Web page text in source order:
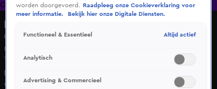
OranjezomerLivestreamsShop
Casper snapt niet waarom Ricky zo bij de tweeling
rondhangt
Vr 8 mei, 11:04
De bondgenoten zijn druk bezig om nieuwe bondjes te
vormen. Casper snapt niet hoe Ricky constant met die
worden doorgevoerd.
Raadpleeg onze Cookieverklaring voor
meer informatie.
Bekijk hier onze Digitale Diensten.
Functioneel & Essentieel Altijd actief
Analytisch
Advertising & Commercieel